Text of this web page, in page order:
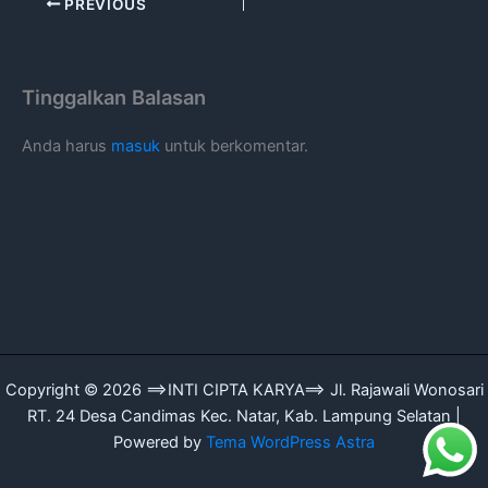
PREVIOUS
Tinggalkan Balasan
Anda harus masuk untuk berkomentar.
Copyright © 2026 ==>INTI CIPTA KARYA==> Jl. Rajawali Wonosari
RT. 24 Desa Candimas Kec. Natar, Kab. Lampung Selatan |
Powered by Tema WordPress Astra